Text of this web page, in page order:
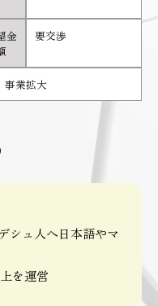
金
要交渉
事業拡大
シュ人へ日本語やマ
を運営